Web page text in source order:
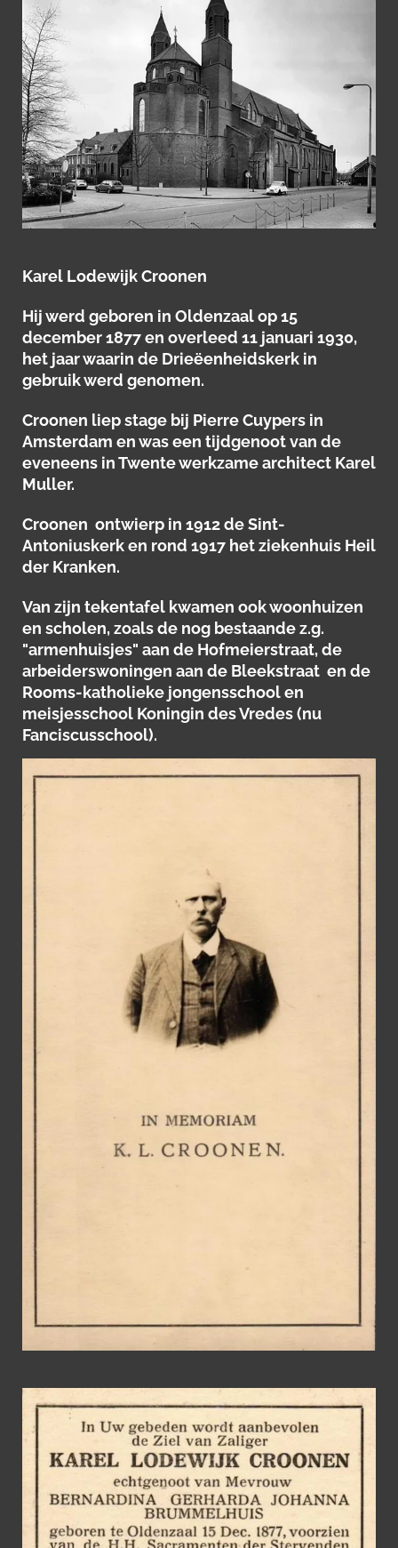
Karel Lodewijk Croonen
Hij werd geboren in Oldenzaal op 15
december 1877 en overleed 11 januari 1930,
het jaar waarin de Drieëenheidskerk in
gebruik werd genomen.
Croonen liep stage bij Pierre Cuypers in
Amsterdam en was een tijdgenoot van de
eveneens in Twente werkzame architect Karel
Muller.
Croonen ontwierp in 1912 de Sint-
Antoniuskerk en rond 1917 het ziekenhuis Heil
der Kranken.
Van zijn tekentafel kwamen ook woonhuizen
en scholen, zoals de nog bestaande z.g.
"armenhuisjes" aan de Hofmeierstraat, de
arbeiderswoningen aan de Bleekstraat en de
Rooms-katholieke jongensschool en
meisjesschool Koningin des Vredes (nu
Fanciscusschool).